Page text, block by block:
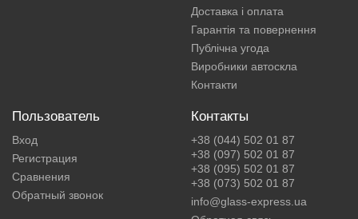
Доставка і оплата
Гарантія та повернення
Публічна угода
Виробники автоскла
Контакти
Пользователь
Вход
Регистрация
Сравнения
Обратный звонок
Контакты
+38 (044) 502 01 87
+38 (097) 502 01 87
+38 (095) 502 01 87
+38 (073) 502 01 87
info@glass-express.ua